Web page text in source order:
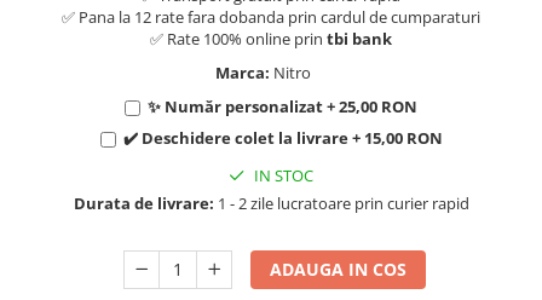
✅ Pana la 12 rate fara dobanda prin cardul de cumparaturi
✅ Rate 100% online prin tbi bank
Marca: Nitro
✨ Număr personalizat + 25,00 RON
✔️ Deschidere colet la livrare + 15,00 RON
IN STOC
Durata de livrare: 1 - 2 zile lucratoare prin curier rapid
ADAUGA IN COS